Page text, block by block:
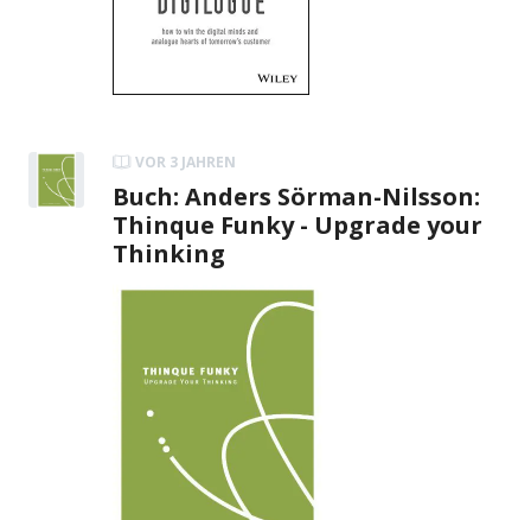
VOR 3 JAHREN
Buch: Anders Sörman-Nilsson:
Thinque Funky - Upgrade your
Thinking